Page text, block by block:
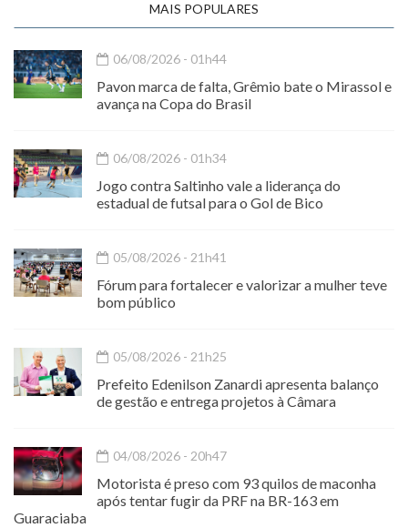
MAIS POPULARES
06/08/2026 - 01h44
Pavon marca de falta, Grêmio bate o Mirassol e
avança na Copa do Brasil
06/08/2026 - 01h34
Jogo contra Saltinho vale a liderança do
estadual de futsal para o Gol de Bico
05/08/2026 - 21h41
Fórum para fortalecer e valorizar a mulher teve
bom público
05/08/2026 - 21h25
Prefeito Edenilson Zanardi apresenta balanço
de gestão e entrega projetos à Câmara
04/08/2026 - 20h47
Motorista é preso com 93 quilos de maconha
após tentar fugir da PRF na BR-163 em
Guaraciaba